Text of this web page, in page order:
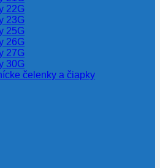
22G
23G
25G
26G
27G
30G
čelenky a čiapky